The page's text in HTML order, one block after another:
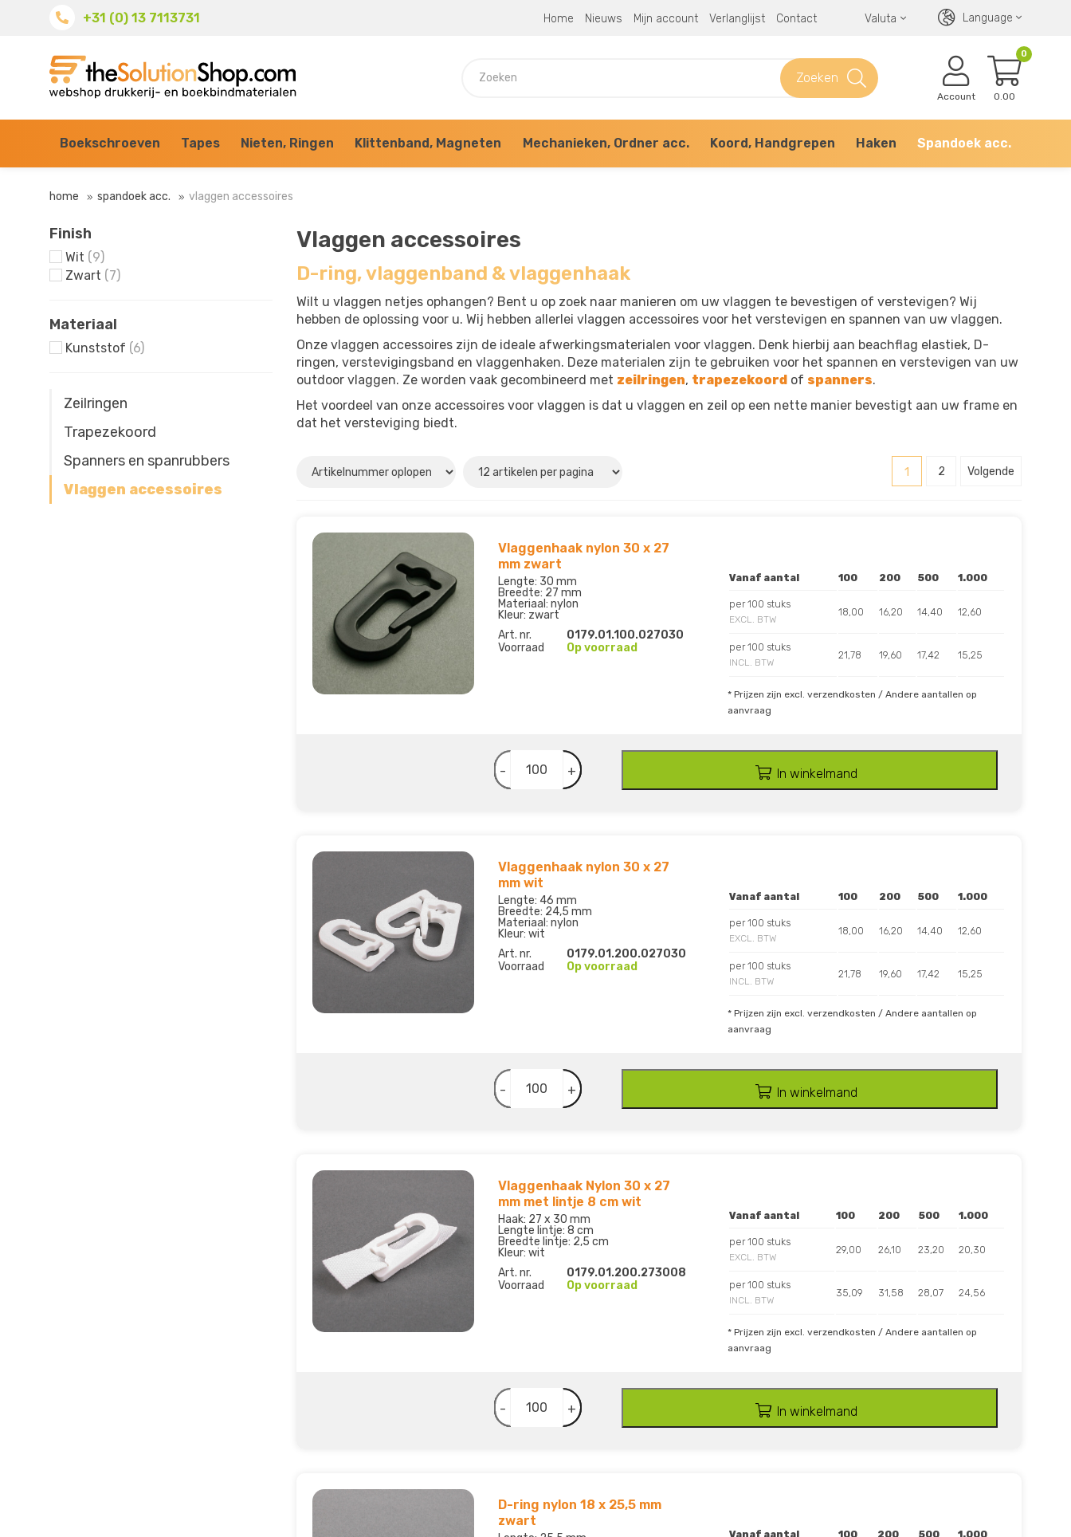
+31 (0) 13 7113731 Language
Valuta
Home Nieuws Mijn account Verlanglijst Contact
Zoeken
0
0.00
Account
Boekschroeven Tapes Nieten, Ringen Klittenband, Magneten Mechanieken, Ordner acc. Koord, Handgrepen Haken Spandoek acc.
home spandoek acc. vlaggen accessoires
Finish
Wit (9)
Zwart (7)
Materiaal
Kunststof (6)
Zeilringen
Trapezekoord
Spanners en spanrubbers
Vlaggen accessoires
Vlaggen accessoires
D-ring, vlaggenband & vlaggenhaak
Wilt u vlaggen netjes ophangen? Bent u op zoek naar manieren om uw vlaggen te bevestigen of verstevigen? Wij
hebben de oplossing voor u. Wij hebben allerlei vlaggen accessoires voor het verstevigen en spannen van uw vlaggen.
Onze vlaggen accessoires zijn de ideale afwerkingsmaterialen voor vlaggen. Denk hierbij aan beachflag elastiek, D-
ringen, verstevigingsband en vlaggenhaken. Deze materialen zijn te gebruiken voor het spannen en verstevigen van uw
outdoor vlaggen. Ze worden vaak gecombineerd met zeilringen, trapezekoord of spanners.
Het voordeel van onze accessoires voor vlaggen is dat u vlaggen en zeil op een nette manier bevestigt aan uw frame en
dat het versteviging biedt.
1 2 Volgende
Vlaggenhaak nylon 30 x 27
mm zwart
Lengte: 30 mm
Breedte: 27 mm
Materiaal: nylon
Kleur: zwart
Art. nr.
0179.01.100.027030
Voorraad
Op voorraad
Vanaf aantal 100 200 500 1.000
per 100 stuks
EXCL. BTW
18,00 16,20 14,40 12,60
per 100 stuks
INCL. BTW
21,78 19,60 17,42 15,25
* Prijzen zijn excl. verzendkosten / Andere aantallen op
aanvraag
- + In winkelmand
Vlaggenhaak nylon 30 x 27
mm wit
Lengte: 46 mm
Breedte: 24,5 mm
Materiaal: nylon
Kleur: wit
Art. nr.
0179.01.200.027030
Voorraad
Op voorraad
Vanaf aantal 100 200 500 1.000
per 100 stuks
EXCL. BTW
18,00 16,20 14,40 12,60
per 100 stuks
INCL. BTW
21,78 19,60 17,42 15,25
* Prijzen zijn excl. verzendkosten / Andere aantallen op
aanvraag
- + In winkelmand
Vlaggenhaak Nylon 30 x 27
mm met lintje 8 cm wit
Haak: 27 x 30 mm
Lengte lintje: 8 cm
Breedte lintje: 2,5 cm
Kleur: wit
Art. nr.
0179.01.200.273008
Voorraad
Op voorraad
Vanaf aantal 100 200 500 1.000
per 100 stuks
EXCL. BTW
29,00 26,10 23,20 20,30
per 100 stuks
INCL. BTW
35,09 31,58 28,07 24,56
* Prijzen zijn excl. verzendkosten / Andere aantallen op
aanvraag
- + In winkelmand
D-ring nylon 18 x 25,5 mm
zwart
Vanaf aantal 100 200 500 1.000